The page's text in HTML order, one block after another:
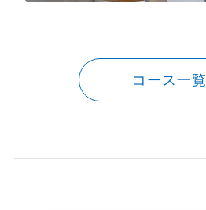
コース一覧